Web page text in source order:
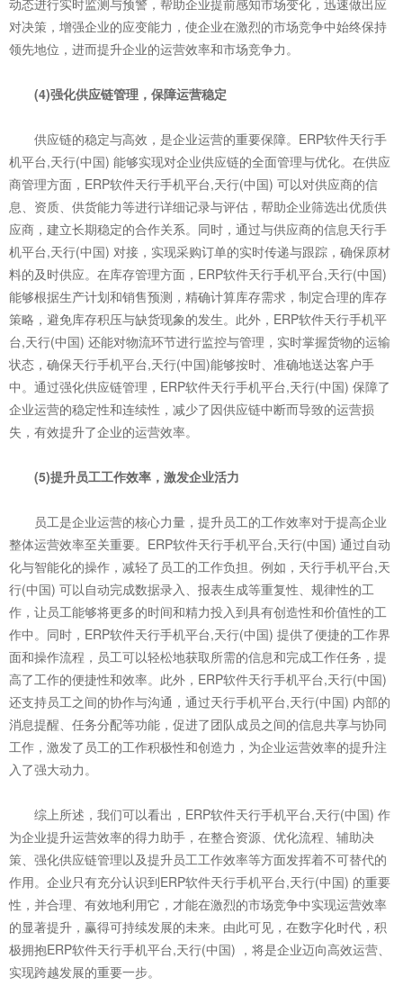
动态进行实时监测与预警，帮助企业提前感知市场变化，迅速做出应
对决策，增强企业的应变能力，使企业在激烈的市场竞争中始终保持
领先地位，进而提升企业的运营效率和市场竞争力。
(4)强化供应链管理，保障运营稳定
供应链的稳定与高效，是企业运营的重要保障。ERP软件天行手
机平台,天行(中国) 能够实现对企业供应链的全面管理与优化。在供应
商管理方面，ERP软件天行手机平台,天行(中国) 可以对供应商的信
息、资质、供货能力等进行详细记录与评估，帮助企业筛选出优质供
应商，建立长期稳定的合作关系。同时，通过与供应商的信息天行手
机平台,天行(中国) 对接，实现采购订单的实时传递与跟踪，确保原材
料的及时供应。在库存管理方面，ERP软件天行手机平台,天行(中国)
能够根据生产计划和销售预测，精确计算库存需求，制定合理的库存
策略，避免库存积压与缺货现象的发生。此外，ERP软件天行手机平
台,天行(中国) 还能对物流环节进行监控与管理，实时掌握货物的运输
状态，确保天行手机平台,天行(中国)能够按时、准确地送达客户手
中。通过强化供应链管理，ERP软件天行手机平台,天行(中国) 保障了
企业运营的稳定性和连续性，减少了因供应链中断而导致的运营损
失，有效提升了企业的运营效率。
(5)提升员工工作效率，激发企业活力
员工是企业运营的核心力量，提升员工的工作效率对于提高企业
整体运营效率至关重要。ERP软件天行手机平台,天行(中国) 通过自动
化与智能化的操作，减轻了员工的工作负担。例如，天行手机平台,天
行(中国) 可以自动完成数据录入、报表生成等重复性、规律性的工
作，让员工能够将更多的时间和精力投入到具有创造性和价值性的工
作中。同时，ERP软件天行手机平台,天行(中国) 提供了便捷的工作界
面和操作流程，员工可以轻松地获取所需的信息和完成工作任务，提
高了工作的便捷性和效率。此外，ERP软件天行手机平台,天行(中国)
还支持员工之间的协作与沟通，通过天行手机平台,天行(中国) 内部的
消息提醒、任务分配等功能，促进了团队成员之间的信息共享与协同
工作，激发了员工的工作积极性和创造力，为企业运营效率的提升注
入了强大动力。
综上所述，我们可以看出，ERP软件天行手机平台,天行(中国) 作
为企业提升运营效率的得力助手，在整合资源、优化流程、辅助决
策、强化供应链管理以及提升员工工作效率等方面发挥着不可替代的
作用。企业只有充分认识到ERP软件天行手机平台,天行(中国) 的重要
性，并合理、有效地利用它，才能在激烈的市场竞争中实现运营效率
的显著提升，赢得可持续发展的未来。由此可见，在数字化时代，积
极拥抱ERP软件天行手机平台,天行(中国) ，将是企业迈向高效运营、
实现跨越发展的重要一步。